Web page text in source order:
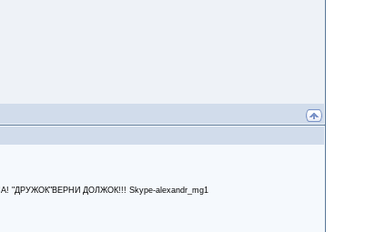
ДОЛЖОК!!! Skype-alexandr_mg1